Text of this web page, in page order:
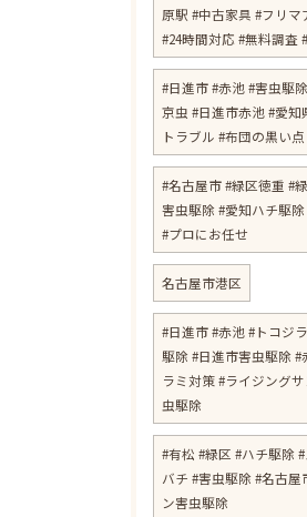
原駅 #中古家具 #フリ
#24時間対応 #無料調査
​#日進市 #赤池 #害虫駆
京虫 #日進市赤池 #愛
トラブル #布団の黒い
#名古屋市 #緑区徳重 #
害虫駆除 #愛知ハチ駆
#プロにお任せ
名古屋市港区
#日進市 #赤池 #トコジ
駆除 #日進市害虫駆除
ラミ対策 #ライジング
虫駆除
#有松 #緑区 #ハチ駆除
バチ #害虫駆除 #名古
ン害虫駆除